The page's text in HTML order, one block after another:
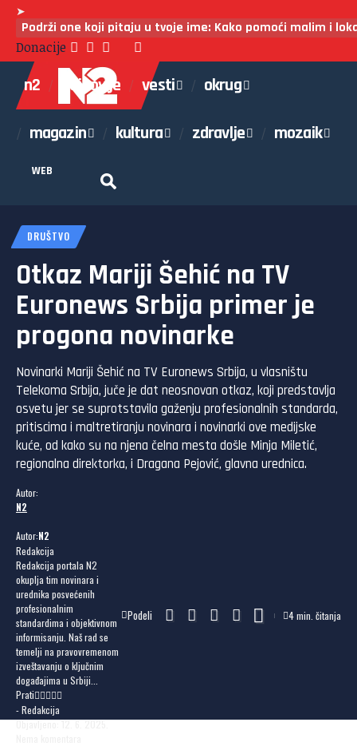
➤
Podrži one koji pitaju u tvoje ime: Kako pomoći malim i
Donacije
n2 najnovije vesti okrug
magazin kultura zdravlje mozaik
WEB
DRUŠTVO
Otkaz Mariji Šehić na TV
Euronews Srbija primer je
progona novinarke
Novinarki Mariji Šehić na TV Euronews Srbija, u vlasništu
Telekoma Srbija, juče je dat neosnovan otkaz, koji predstavlja
osvetu jer se suprotstavila gaženju profesionalnih standarda,
pritiscima i maltretiranju novinara i novinarki ove medijske
kuće, od kako su na njena čelna mesta došle Minja Miletić,
regionalna direktorka, i Dragana Pejović, glavna urednica.
Autor:
N2
Autor:N2
Redakcija
Redakcija portala N2
okuplja tim novinara i
urednika posvećenih
profesionalnim
standardima i objektivnom
informisanju. Naš rad se
temelji na pravovremenom
izveštavanju o ključnim
događajima u Srbiji...
Prati
- Redakcija
Objavljeno: 12. 6. 2025.
Podeli 4 min. čitanja